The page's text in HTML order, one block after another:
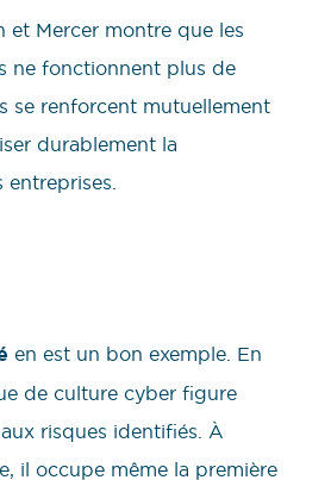
et Mercer montre que les
ne fonctionnent plus de
se renforcent mutuellement
durablement la
en est un bon exemple. En
de culture cyber figure
risques identifiés. À
il occupe même la première